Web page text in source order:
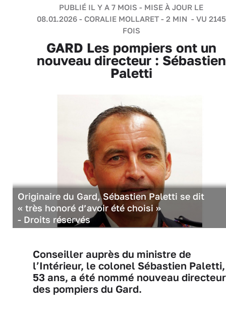
PUBLIÉ IL Y A 7 MOIS - MISE À JOUR LE
08.01.2026 - CORALIE MOLLARET- 2 MIN - VU 2145
FOIS
GARD Les pompiers ont un
nouveau directeur : Sébastien
Paletti
Originaire du Gard, Sébastien Paletti se dit
« très honoré d’avoir été choisi »
- Droits réservés
Conseiller auprès du ministre de
l’Intérieur, le colonel Sébastien Paletti,
53 ans, a été nommé nouveau directeur
des pompiers du Gard.